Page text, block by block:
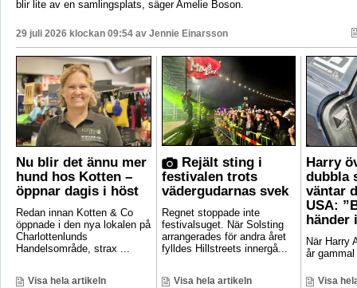
blir lite av en samlingsplats, säger Amelie Boson.
29 juli 2026 klockan 09:54 av Jennie Einarsson
Nu blir det ännu mer
hund hos Kotten –
öppnar dagis i höst
Redan innan Kotten & Co
öppnade i den nya lokalen på
Charlottenlunds
Handelsområde, strax ...
Visa hela artikeln
Rejält sting i
festivalen trots
vädergudarnas svek
Regnet stoppade inte
festivalsuget. När Solsting
arrangerades för andra året
fylldes Hillstreets innergå...
Visa hela artikeln
Harry
dubbla
väntar
USA:
händer
När Harry
år
Visa